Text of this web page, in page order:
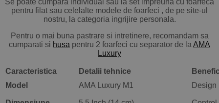
pentru filat sau celelalte modele de foarfeci , de pe site-ul
nostru, la categoria ingrijire personala.
Pentru o mai buna pastrare si intretinere, recomandam sa
cumparati si husa pentru 2 foarfeci cu separator de la AMA
Luxury
Caracteristica Detalii tehnice
Model
AMA Luxury M1 Design